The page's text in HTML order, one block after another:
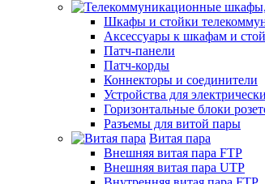
Шкафы и стойки
Аксессуары к шкафам и
Патч-панели
Патч-корды
Коннекторы и соединители
Устройства для
Горизонтальные блоки
Разъемы для витой пары
Витая пара
Внешняя витая пара FTP
Внешняя витая пара UTP